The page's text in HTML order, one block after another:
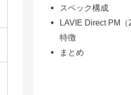
スペック構成
LAVIE Direct PM
特徴
まとめ